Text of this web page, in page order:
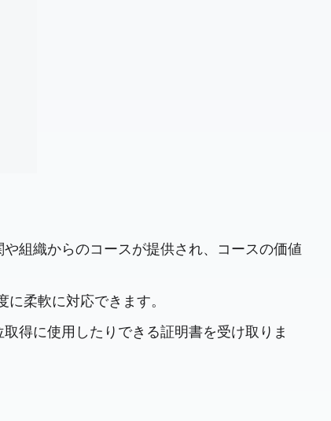
組織からのコースが提供され、コースの価値
柔軟に対応できます。
得に使用したりできる証明書を受け取りま